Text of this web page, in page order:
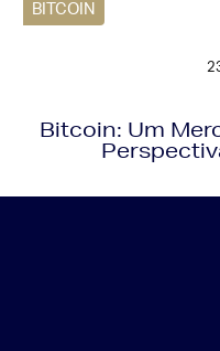
BITCOIN
Bitcoin: Um